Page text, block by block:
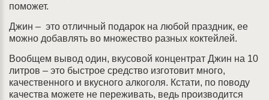
поможет.
Джин – это отличный подарок на любой праздник, ее
можно добавлять во множество разных коктейлей.
Вообщем вывод один, вкусовой концентрат Джин на 10
литров – это быстрое средство изготовит много,
качественного и вкусного алкоголя. Кстати, по поводу
качества можете не переживать, ведь производится